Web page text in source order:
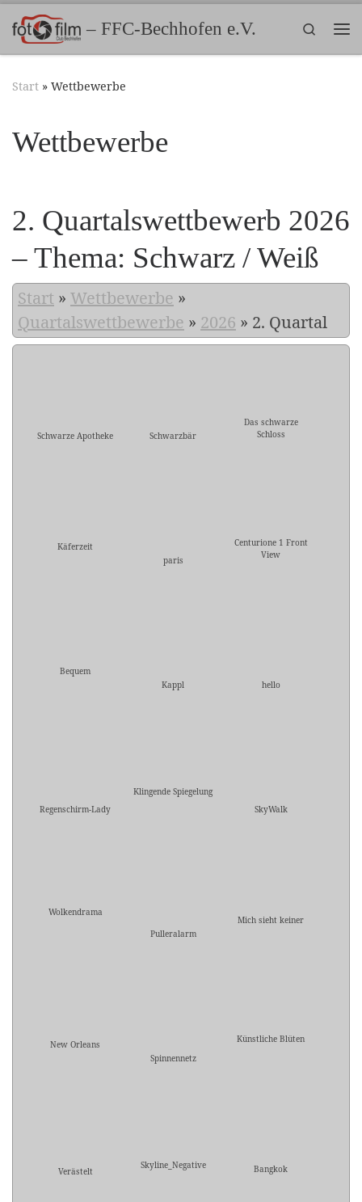
Zum Inhalt springen– FFC-Bechhofen e.V.
Search
Start » Wettbewerbe
Wettbewerbe
2. Quartalswettbewerb 2026
– Thema: Schwarz / Weiß
Start » Wettbewerbe »
Quartalswettbewerbe » 2026 » 2. Quartal
Schwarze Apotheke Schwarzbär
Das schwarze
Schloss
Käferzeit
paris
Centurione 1 Front
View
Bequem
Kappl
hello
Regenschirm-Lady
Klingende Spiegelung
SkyWalk
Wolkendrama
Pulleralarm
Mich sieht keiner
New Orleans
Spinnennetz
Künstliche Blüten
Verästelt
Skyline_Negative Bangkok